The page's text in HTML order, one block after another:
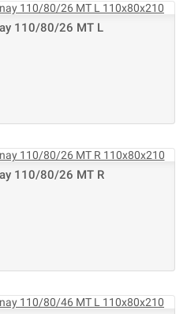
110/80/26 МТ L
110/80/26 МТ R